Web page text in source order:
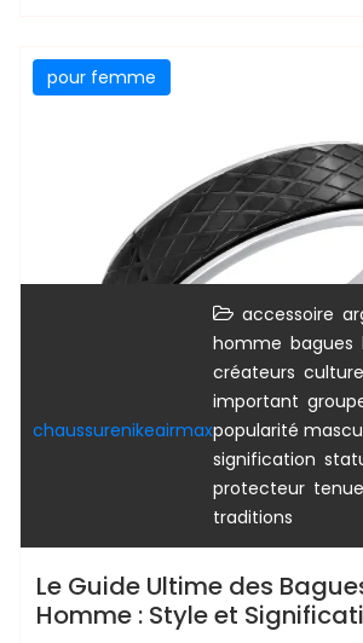
pour femme
chaussurenikeairmax
accessoire
homme bagues
créateurs
important
popularité
signification
protecteur tenue
traditions
Le Guide Ultime des
Homme : Style et